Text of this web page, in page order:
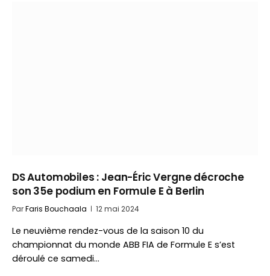
DS Automobiles : Jean-Éric Vergne décroche
son 35e podium en Formule E à Berlin
ParFaris Bouchaala 12 mai 2024
Le neuvième rendez-vous de la saison 10 du
championnat du monde ABB FIA de Formule E s’est
déroulé ce samedi…